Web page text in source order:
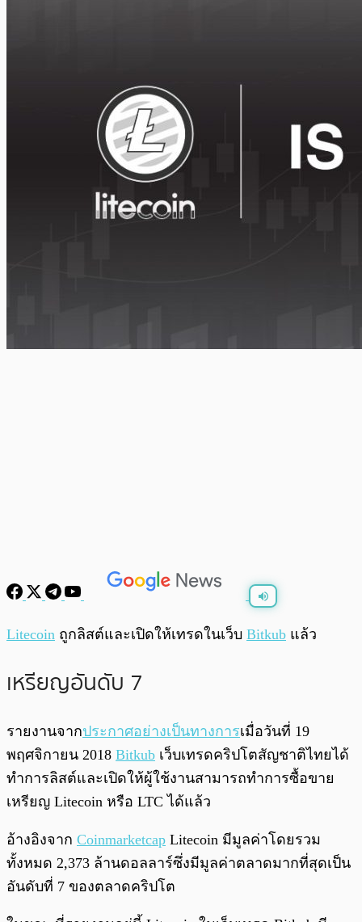
พร้อมเล่น /0:00
Litecoin ถูกลิสต์และเปิดให้เทรดในเว็บ Bitkub แล้ว
เหรียญอันดับ 7
รายงานจากประกาศอย่างเป็นทางการเมื่อวันที่ 19
พฤศจิกายน 2018 Bitkub เว็บเทรดคริปโตสัญชาติไทยได้
ทำการลิสต์และเปิดให้ผู้ใช้งานสามารถทำการซื้อขาย
เหรียญ Litecoin หรือ LTC ได้แล้ว
อ้างอิงจาก Coinmarketcap Litecoin มีมูลค่าโดยรวม
ทั้งหมด 2,373 ล้านดอลลาร์ซึ่งมีมูลค่าตลาดมากที่สุดเป็น
อันดับที่ 7 ของตลาดคริปโต